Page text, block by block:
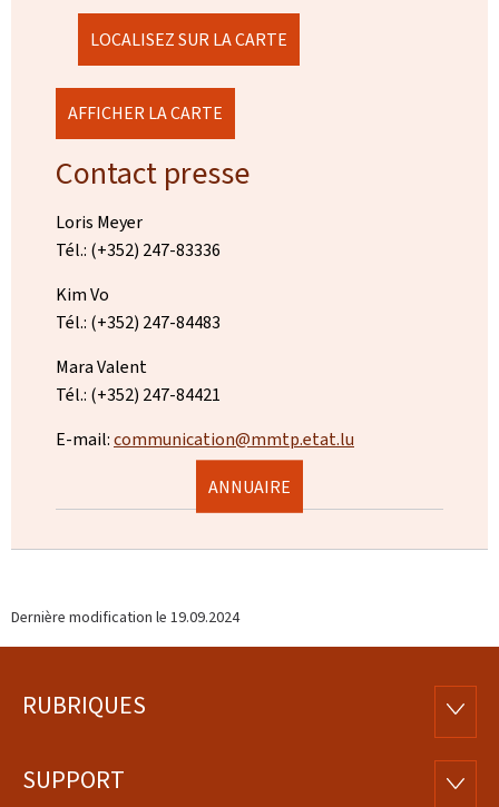
LOCALISEZ SUR LA CARTE
AFFICHER LA CARTE
Contact presse
Loris Meyer
Tél.: (+352) 247-83336
Kim Vo
Tél.: (+352) 247-84483
Mara Valent
Tél.: (+352) 247-84421
E-mail:communication@mmtp.etat.lu
ANNUAIRE
Dernière modification le 19.09.2024
Pied
page
RUBRIQUES
SUPPORT